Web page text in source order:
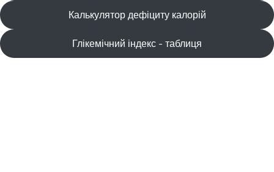
Калькулятор дефіциту калорій
Глікемічний індекс - таблиця